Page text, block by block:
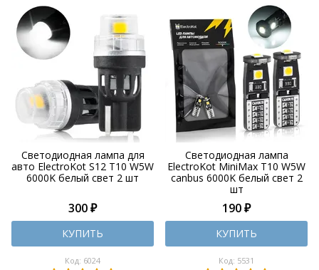
Светодиодная лампа для
авто ElectroKot S12 T10 W5W
6000K белый свет 2 шт
300 ₽
КУПИТЬ
Код: 6024
Светодиодная лампа
ElectroKot MiniMax T10 W5W
canbus 6000K белый свет 2
шт
190 ₽
КУПИТЬ
Код: 5531